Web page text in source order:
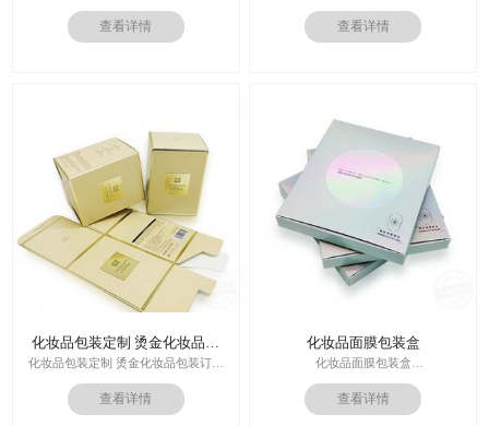
盒
印刷技术：专色印刷/四色印刷
作日
运输：全球发货，售后无忧
查看详情
走心的礼品包装盒
多对1服务,德国SGD技术,3.0创意视觉
设计,实体工厂,德国海德堡7色UV印刷
查看详情
化妆品包装定制 烫金化妆品包
装订做
化妆品包装定制 烫金化妆品包装订做
厂家
印刷技术：专色印刷/四色印刷
查看详情
化妆品面膜包装盒
化妆品面膜包装盒
材料：金银卡纸，特种纸
工艺：uv，击凸，烫金
价格：根据材质及工艺、数量报价
查看详情